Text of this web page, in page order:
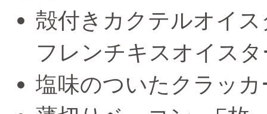
殻付きカクテルオイ
フレンチキスオイス
塩味のついたクラッ